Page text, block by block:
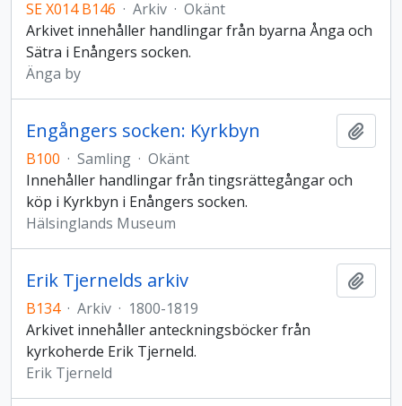
SE X014 B146 · Arkiv · Okänt
Arkivet innehåller handlingar från byarna Ånga och
Sätra i Enångers socken.
Änga by
Engångers socken: Kyrkbyn
B100 · Samling · Okänt
Innehåller handlingar från tingsrättegångar och
köp i Kyrkbyn i Enångers socken.
Hälsinglands Museum
Erik Tjernelds arkiv
B134 · Arkiv · 1800-1819
Arkivet innehåller anteckningsböcker från
kyrkoherde Erik Tjerneld.
Erik Tjerneld